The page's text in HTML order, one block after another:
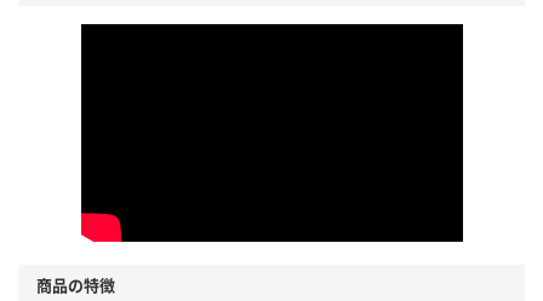
商品の特徴